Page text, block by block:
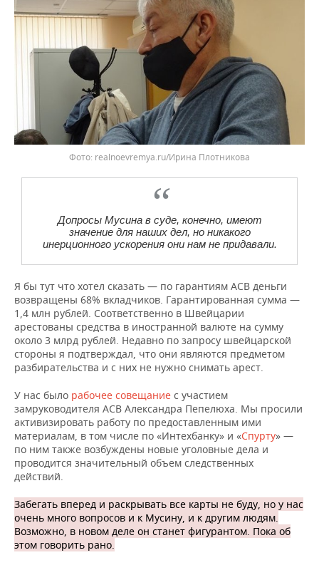
realnoevremya.ru/Ирина Плотникова
Допросы Мусина в суде, конечно, имеют
значение для наших дел, но никакого
инерционного ускорения они нам не придавали.
Я бы тут что хотел сказать — по гарантиям АСВ деньги
возвращены 68% вкладчиков. Гарантированная сумма —
1,4 млн рублей. Соответственно в Швейцарии
арестованы средства в иностранной валюте на сумму
около 3 млрд рублей. Недавно по запросу швейцарской
стороны я подтверждал, что они являются предметом
разбирательства и с них не нужно снимать арест.
У нас было рабочее совещание с участием
замруководителя АСВ Александра Пепелюха. Мы просили
активизировать работу по предоставленным ими
материалам, в том числе по «Интехбанку» и «Спурту» —
по ним также возбуждены новые уголовные дела и
проводится значительный объем следственных
действий.
Забегать вперед и раскрывать все карты не буду, но у нас
очень много вопросов и к Мусину, и к другим людям.
Возможно, в новом деле он станет фигурантом. Пока об
этом говорить рано.